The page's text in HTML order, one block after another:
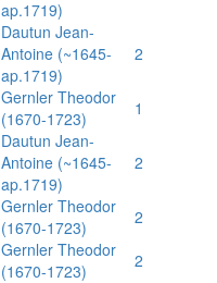
ap.1719)
Dautun Jean-
Antoine (~1645-
ap.1719)
2
Gernler Theodor
(1670-1723)
1
Dautun Jean-
Antoine (~1645-
ap.1719)
2
Gernler Theodor
(1670-1723)
2
Gernler Theodor
(1670-1723)
2